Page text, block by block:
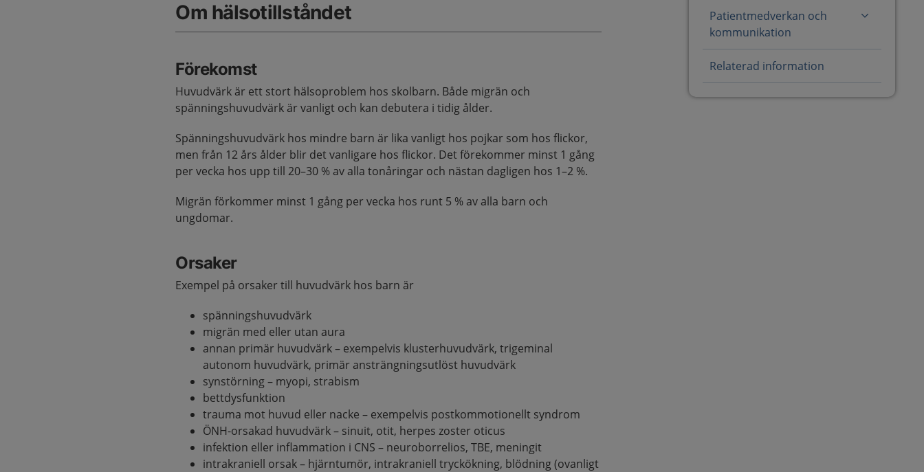
Om hälsotillståndet
Förekomst
Huvudvärk är ett stort hälsoproblem hos skolbarn. Både migrän och
spänningshuvudvärk är vanligt och kan debutera i tidig ålder.
Spänningshuvudvärk hos mindre barn är lika vanligt hos pojkar som hos flickor,
men från 12 års ålder blir det vanligare hos flickor. Det förekommer minst 1 gång
per vecka hos upp till 20–30 % av alla tonåringar och nästan dagligen hos 1–2 %.
Migrän förkommer minst 1 gång per vecka hos runt 5 % av alla barn och
ungdomar.
Orsaker
Exempel på orsaker till huvudvärk hos barn är
spänningshuvudvärk
migrän med eller utan aura
annan primär huvudvärk – exempelvis klusterhuvudvärk, trigeminal
autonom huvudvärk, primär ansträngningsutlöst huvudvärk
synstörning – myopi, strabism
bettdysfunktion
trauma mot huvud eller nacke – exempelvis postkommotionellt syndrom
ÖNH-orsakad huvudvärk – sinuit, otit, herpes zoster oticus
infektion eller inflammation i CNS – neuroborrelios, TBE, meningit
intrakraniell orsak – hjärntumör, intrakraniell tryckökning, blödning (ovanligt
Patientmedverkan och
kommunikation
Relaterad information